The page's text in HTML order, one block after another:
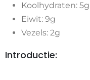
Koolhydraten: 5g
Eiwit: 9g
Vezels: 2g
Introductie: